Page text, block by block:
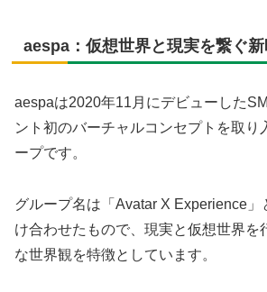
aespa：仮想世界と現実を繋ぐ
aespaは2020年11月にデビューした
ント初のバーチャルコンセプトを取り
ープです。
グループ名は「Avatar X Experience」
け合わせたもので、現実と仮想世界を
な世界観を特徴としています。